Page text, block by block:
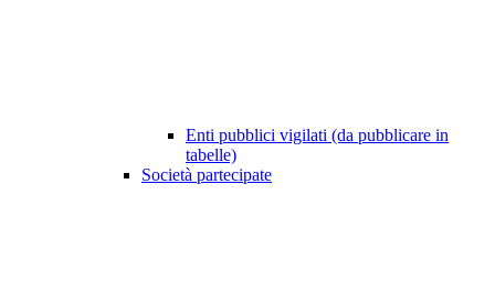
Enti pubblici vigilati (da pubblicare in
tabelle)
Società partecipate